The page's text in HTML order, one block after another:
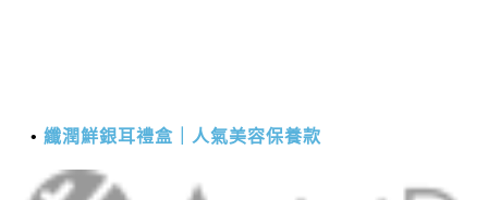
纖潤鮮銀耳禮盒｜人氣美容保養款